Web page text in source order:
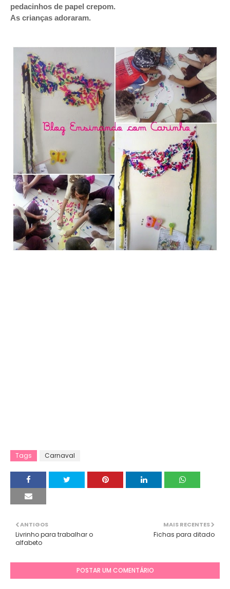
pedacinhos de papel crepom.
As crianças adoraram.
Tags Carnaval
MAIS RECENTES
Fichas para ditado
ANTIGOS
Livrinho para trabalhar o
alfabeto
POSTAR UM COMENTÁRIO